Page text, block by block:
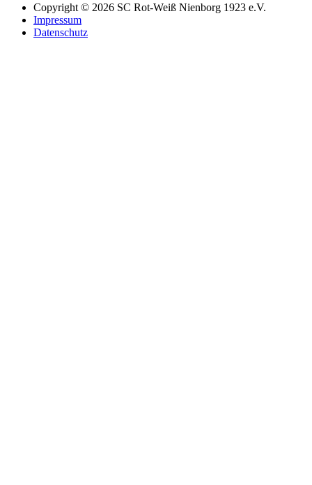
Copyright © 2026 SC Rot-Weiß Nienborg 1923 e.V.
Impressum
Datenschutz